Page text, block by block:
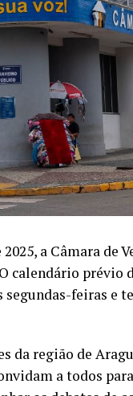
a Câmara de
prévio
segundas-feiras e
da região de
a todos